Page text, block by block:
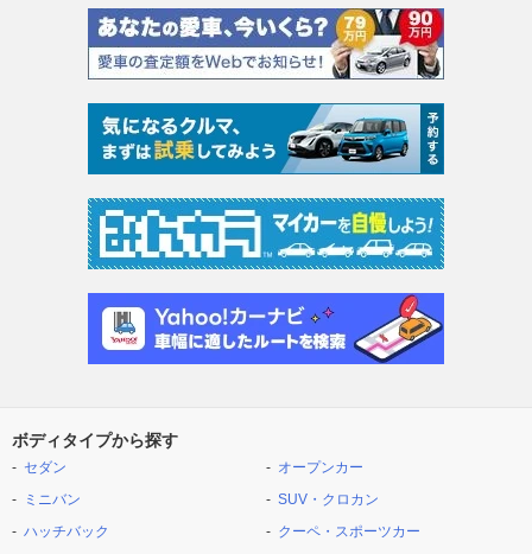
ボディタイプから探す
セダン
ミニバン
ハッチバック
オープンカー
SUV・クロカン
クーペ・スポーツカー